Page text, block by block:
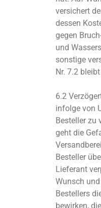
versichert
dessen
gegen
und
sonstige
Nr. 7.2
6.2
infolge von
Besteller zu
geht die
Besteller
Lieferant
Wunsch
Bestellers
bewirken,